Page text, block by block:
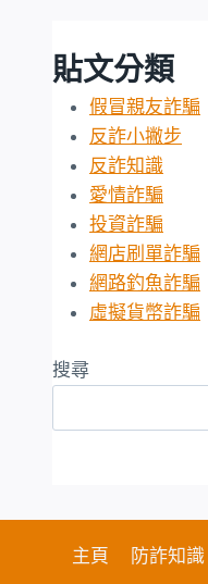
貼文分類
假冒親友詐騙
反詐小撇步
反詐知識
愛情詐騙
投資詐騙
網店刷單詐騙
網路釣魚詐騙
虛擬貨幣詐騙
搜尋
主頁 防詐知識